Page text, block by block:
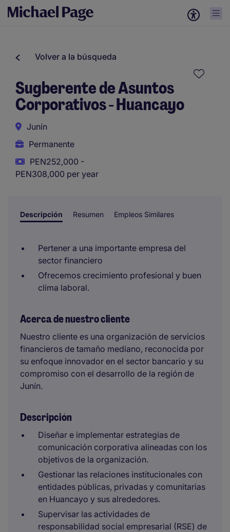
Volver a la búsqueda
Sugberente de Asuntos
Corporativos - Huancayo
Junín
Permanente
PEN252,000 -
PEN308,000 per year
Descripción Resumen Empleos Similares
Pertener a una importante empresa del
sector financiero
Ofrecemos crecimiento profesional y buen
clima laboral.
Acerca de nuestro cliente
Nuestro cliente es una organización de servicios
financieros de tamaño mediano, reconocida por
su enfoque innovador en el sector bancario y su
compromiso con el desarrollo de la región de
Junín.
Descripción
Diseñar e implementar estrategias de
comunicación corporativa alineadas con los
objetivos de la organización.
Gestionar las relaciones institucionales con
entidades públicas, privadas y comunitarias
en Huancayo y sus alrededores.
Supervisar las actividades de
responsabilidad social empresarial (RSE) de